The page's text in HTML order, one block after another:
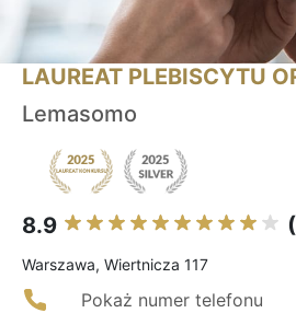
LAUREAT PLEBISCYTU
Lemasomo
8.9
Warszawa, Wiertnicza 117
Pokaż numer telefonu